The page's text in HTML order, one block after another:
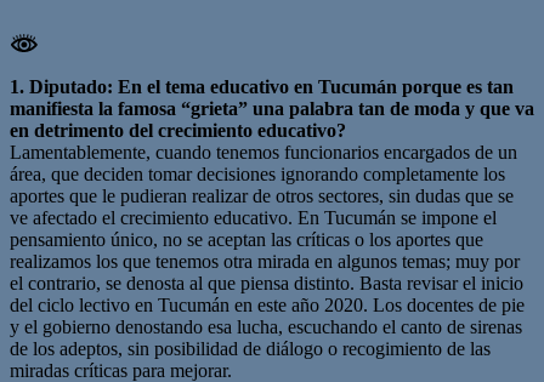
1. Diputado: En el tema educativo en Tucumán porque es tan
manifiesta la famosa “grieta” una palabra tan de moda y que va
en detrimento del crecimiento educativo?
Lamentablemente, cuando tenemos funcionarios encargados de un
área, que deciden tomar decisiones ignorando completamente los
aportes que le pudieran realizar de otros sectores, sin dudas que se
ve afectado el crecimiento educativo. En Tucumán se impone el
pensamiento único, no se aceptan las críticas o los aportes que
realizamos los que tenemos otra mirada en algunos temas; muy por
el contrario, se denosta al que piensa distinto. Basta revisar el inicio
del ciclo lectivo en Tucumán en este año 2020. Los docentes de pie
y el gobierno denostando esa lucha, escuchando el canto de sirenas
de los adeptos, sin posibilidad de diálogo o recogimiento de las
miradas críticas para mejorar.